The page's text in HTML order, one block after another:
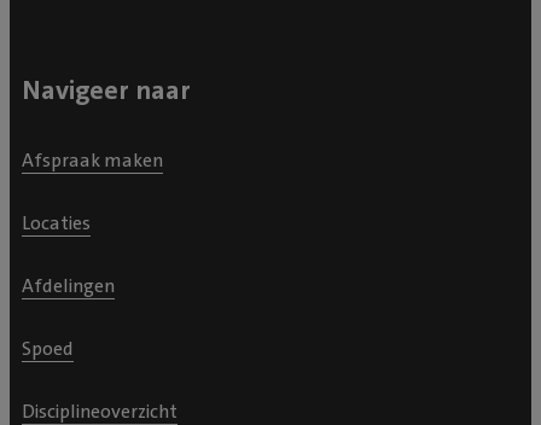
Navigeer naar
Afspraak maken
Locaties
Afdelingen
Spoed
Disciplineoverzicht